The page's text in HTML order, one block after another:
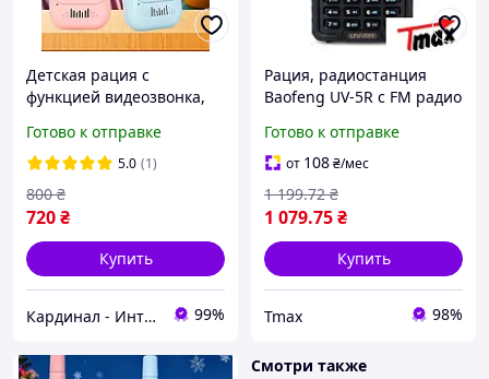
Детская рация с
функцией видеозвонка,
лучший подарок для
ребёнка
Готово к отправке
5.0 (1)
720₴
800 ₴
Купить
Кардинал - Интернет магазин 99%
Рация, радиостанция
Baofeng UV-5R с FM радио
Готово к отправке
от 108₴/мес
1 079.75₴
1 199.72 ₴
Купить
Tmax 98%
Смотри также